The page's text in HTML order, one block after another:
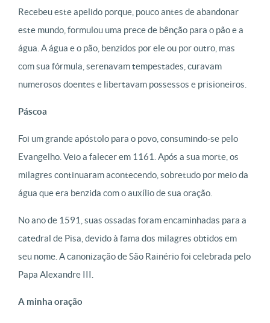
Recebeu este apelido porque, pouco antes de abandonar
este mundo, formulou uma prece de bênção para o pão e a
água. A água e o pão, benzidos por ele ou por outro, mas
com sua fórmula, serenavam tempestades, curavam
numerosos doentes e libertavam possessos e prisioneiros.
Páscoa
Foi um grande apóstolo para o povo, consumindo-se pelo
Evangelho. Veio a falecer em 1161. Após a sua morte, os
milagres continuaram acontecendo, sobretudo por meio da
água que era benzida com o auxílio de sua oração.
No ano de 1591, suas ossadas foram encaminhadas para a
catedral de Pisa, devido à fama dos milagres obtidos em
seu nome. A canonização de São Rainério foi celebrada pelo
Papa Alexandre III.
A minha oração